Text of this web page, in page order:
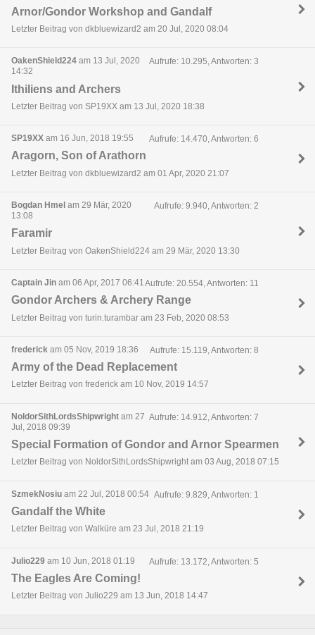
Arnor/Gondor Workshop and Gandalf
Letzter Beitrag von dkbluewizard2 am 20 Jul, 2020 08:04
OakenShield224 am 13 Jul, 2020
14:32
Aufrufe: 10.295, Antworten: 3
Ithiliens and Archers
Letzter Beitrag von SP19XX am 13 Jul, 2020 18:38
SP19XX am 16 Jun, 2018 19:55 Aufrufe: 14.470, Antworten: 6
Aragorn, Son of Arathorn
Letzter Beitrag von dkbluewizard2 am 01 Apr, 2020 21:07
Bogdan Hmel am 29 Mär, 2020
13:08
Aufrufe: 9.940, Antworten: 2
Faramir
Letzter Beitrag von OakenShield224 am 29 Mär, 2020 13:30
Captain Jin am 06 Apr, 2017 06:41Aufrufe: 20.554, Antworten: 11
Gondor Archers & Archery Range
Letzter Beitrag von turin.turambar am 23 Feb, 2020 08:53
frederick am 05 Nov, 2019 18:36 Aufrufe: 15.119, Antworten: 8
Army of the Dead Replacement
Letzter Beitrag von frederick am 10 Nov, 2019 14:57
NoldorSithLordsShipwright am 27
Jul, 2018 09:39
Aufrufe: 14.912, Antworten: 7
Special Formation of Gondor and Arnor Spearmen
Letzter Beitrag von NoldorSithLordsShipwright am 03 Aug, 2018 07:15
SzmekNosiu am 22 Jul, 2018 00:54 Aufrufe: 9.829, Antworten: 1
Gandalf the White
Letzter Beitrag von Walküre am 23 Jul, 2018 21:19
Julio229 am 10 Jun, 2018 01:19 Aufrufe: 13.172, Antworten: 5
The Eagles Are Coming!
Letzter Beitrag von Julio229 am 13 Jun, 2018 14:47